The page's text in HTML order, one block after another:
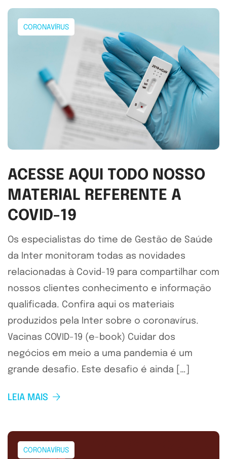
CORONAVÍRUS
ACESSE AQUI TODO NOSSO
MATERIAL REFERENTE A
COVID-19
Os especialistas do time de Gestão de Saúde
da Inter monitoram todas as novidades
relacionadas à Covid-19 para compartilhar com
nossos clientes conhecimento e informação
qualificada. Confira aqui os materiais
produzidos pela Inter sobre o coronavírus.
Vacinas COVID-19 (e-book) Cuidar dos
negócios em meio a uma pandemia é um
grande desafio. Este desafio é ainda […]
LEIA MAIS
CORONAVÍRUS